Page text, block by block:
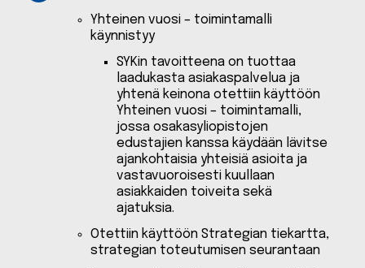
Yhteinen vuosi – toimintamalli
käynnistyy
SYKin tavoitteena on tuottaa
laadukasta asiakaspalvelua ja
yhtenä keinona otettiin käyttöön
Yhteinen vuosi – toimintamalli,
jossa osakasyliopistojen
edustajien kanssa käydään lävitse
ajankohtaisia yhteisiä asioita ja
vastavuoroisesti kuullaan
asiakkaiden toiveita sekä
ajatuksia.
Otettiin käyttöön Strategian tiekartta,
strategian toteutumisen seurantaan